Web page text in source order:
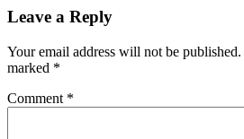
Leave a Reply
Your email address will not be published.
marked *
Comment *